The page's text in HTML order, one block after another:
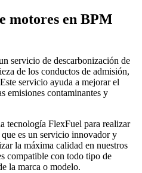
motores en BPM
servicio de descarbonización de
de los conductos de admisión,
servicio ayuda a mejorar el
emisiones contaminantes y
FlexFuel para realizar
es un servicio innovador y
la máxima calidad en nuestros
compatible con todo tipo de
la marca o modelo.